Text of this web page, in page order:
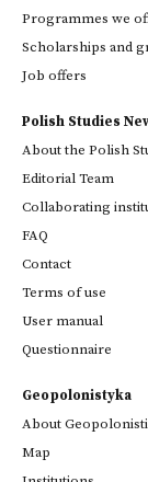
Programmes we
Scholarships and
Job offers
Polish Studies
About the Polish
Editorial Team
Collaborating
FAQ
Contact
Terms of use
User manual
Questionnaire
Geopolonistyka
About
Map